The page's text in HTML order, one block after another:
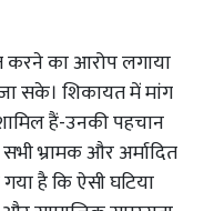
करने का आरोप लगाया
सके। शिकायत में मांग
हैं-उनकी पहचान
भ्रामक और अर्मादित
है कि ऐसी घटिया